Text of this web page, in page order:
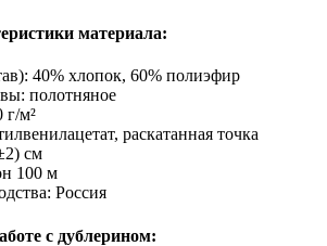
материала:
40% хлопок, 60% полиэфир
полотняное
г/м²
раскатанная точка
см
100 м
Россия
с дублерином: